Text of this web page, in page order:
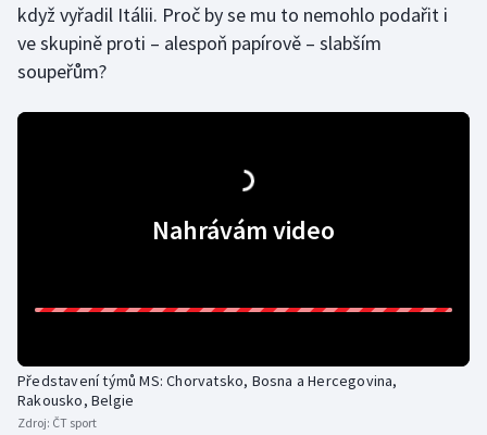
Triatlon
Veslování
když vyřadil Itálii. Proč by se mu to nemohlo podařit i
ve skupině proti – alespoň papírově – slabším
soupeřům?
Nahrávám video
Představení týmů MS: Chorvatsko, Bosna a Hercegovina,
Rakousko, Belgie
Zdroj: ČT sport